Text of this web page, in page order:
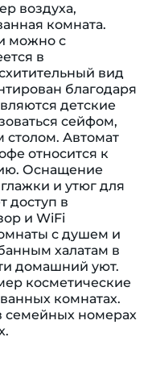
воздуха,
комната.
можно с
в
вид
благодаря
детские
сейфом,
Автомат
относится к
Оснащение
и утюг для
доступ в
и WiFi
с душем и
халатам в
домашний уют.
косметические
комнатах.
номерах